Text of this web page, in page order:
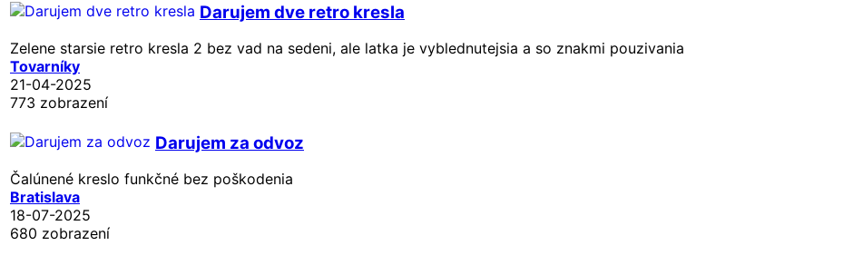
Darujem dve retro kresla
Zelene starsie retro kresla 2 bez vad na sedeni, ale latka je vyblednutejsia a so znakmi pouzivania
Tovarníky
21-04-2025
773 zobrazení
Darujem za odvoz
Čalúnené kreslo funkčné bez poškodenia
Bratislava
18-07-2025
680 zobrazení